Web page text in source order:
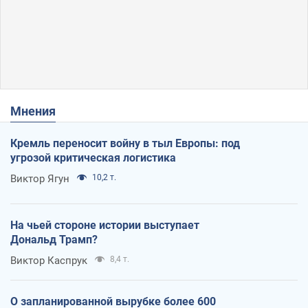
Мнения
Кремль переносит войну в тыл Европы: под
угрозой критическая логистика
Виктор Ягун 10,2 т.
На чьей стороне истории выступает
Дональд Трамп?
Виктор Каспрук 8,4 т.
О запланированной вырубке более 600